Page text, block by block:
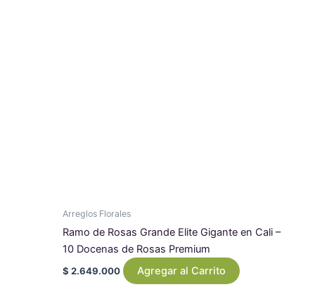
Arreglos Florales
Ramo de Rosas Grande Elite Gigante en Cali –
10 Docenas de Rosas Premium
$ 2.649.000 Agregar al Carrito